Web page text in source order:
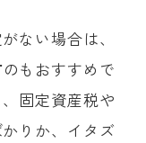
ない場合は、
のもおすすめで
固定資産税や
りか、イタズ